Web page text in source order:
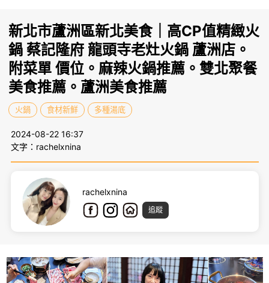
新北市蘆洲區新北美食｜高CP值精緻火
鍋 蔡記隆府 龍頭寺老灶火鍋 蘆洲店。
附菜單 價位。麻辣火鍋推薦。雙北聚餐
美食推薦。蘆洲美食推薦
火鍋 食材新鮮 多種湯底
2024-08-22 16:37
文字：rachelxnina
rachelxnina
追蹤